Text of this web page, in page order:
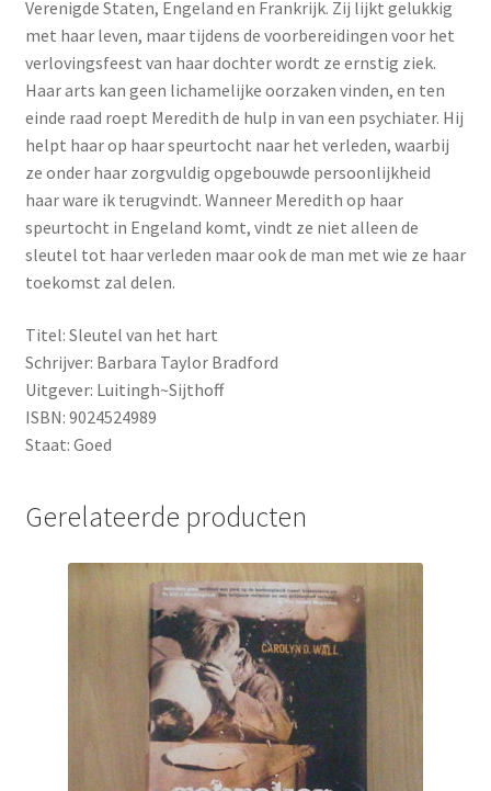
Verenigde Staten, Engeland en Frankrijk. Zij lijkt gelukkig
met haar leven, maar tijdens de voorbereidingen voor het
verlovingsfeest van haar dochter wordt ze ernstig ziek.
Haar arts kan geen lichamelijke oorzaken vinden, en ten
einde raad roept Meredith de hulp in van een psychiater. Hij
helpt haar op haar speurtocht naar het verleden, waarbij
ze onder haar zorgvuldig opgebouwde persoonlijkheid
haar ware ik terugvindt. Wanneer Meredith op haar
speurtocht in Engeland komt, vindt ze niet alleen de
sleutel tot haar verleden maar ook de man met wie ze haar
toekomst zal delen.
Titel: Sleutel van het hart
Schrijver: Barbara Taylor Bradford
Uitgever: Luitingh~Sijthoff
ISBN: 9024524989
Staat: Goed
Gerelateerde producten